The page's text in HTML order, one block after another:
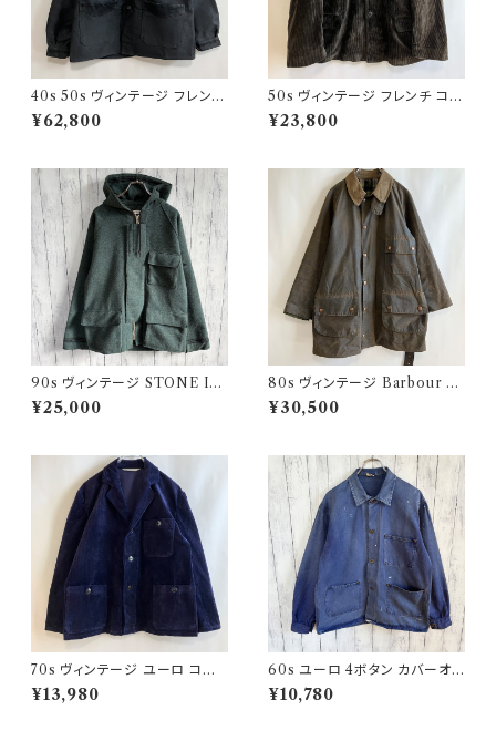
40s 50s ヴィンテージ フレンチ
Vポケ ブラックモールスキンジャ
ケット カバーオール
¥62,800
50s ヴィンテージ フレンチ コー
デュロイジャケット ビンテージ
ファーマーズジャケット
¥23,800
90s ヴィンテージ STONE ISL
AND ウールジャケット ストーン
アイランド グリーンエッジ
¥25,000
80s ヴィンテージ Barbour 2
ワラント ソルウェイジッパー Sol
way Zipper オイルドジャケット
¥30,500
70s ヴィンテージ ユーロ コー
デュロイ セットアップ ビンテー
ジ
¥13,980
60s ユーロ 4ボタン カバーオ
ール ワークジャケット 月桂樹ボ
タン ヴィンテージ
¥10,780